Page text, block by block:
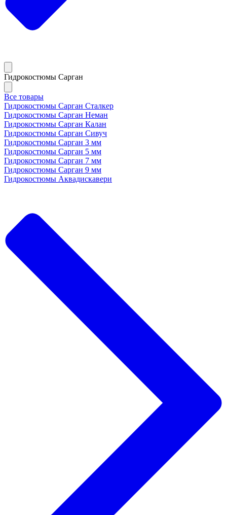
Гидрокостюмы Сарган
Все товары
Гидрокостюмы Сарган Сталкер
Гидрокостюмы Сарган Неман
Гидрокостюмы Сарган Калан
Гидрокостюмы Сарган Сивуч
Гидрокостюмы Сарган 3 мм
Гидрокостюмы Сарган 5 мм
Гидрокостюмы Сарган 7 мм
Гидрокостюмы Сарган 9 мм
Гидрокостюмы Аквадискавери